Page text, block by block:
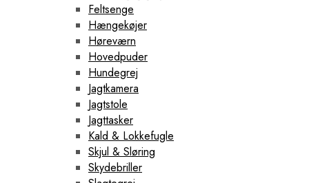
Feltsenge
Hængekøjer
Høreværn
Hovedpuder
Hundegrej
Jagtkamera
Jagtstole
Jagttasker
Kald & Lokkefugle
Skjul & Sløring
Skydebriller